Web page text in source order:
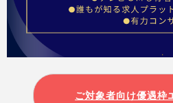
ご対象者向け優遇